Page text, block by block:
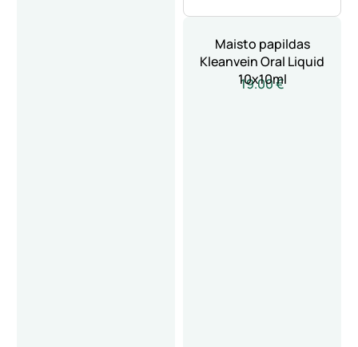
Maisto papildas
Kleanvein Oral Liquid
10x10ml
19.00 €